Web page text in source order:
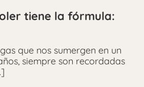
tiene la fórmula:
que nos sumergen en un
siempre son recordadas